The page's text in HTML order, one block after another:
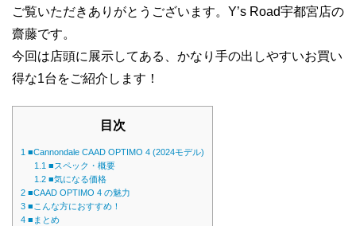
ご覧いただきありがとうございます。Y’s Road宇都宮店の
齋藤です。
今回は店頭に展示してある、かなり手の出しやすいお買い
得な1台をご紹介します！
目次
1 ■Cannondale CAAD OPTIMO 4 (2024モデル)
1.1 ■スペック・概要
1.2 ■気になる価格
2 ■CAAD OPTIMO 4 の魅力
3 ■こんな方におすすめ！
4 ■まとめ